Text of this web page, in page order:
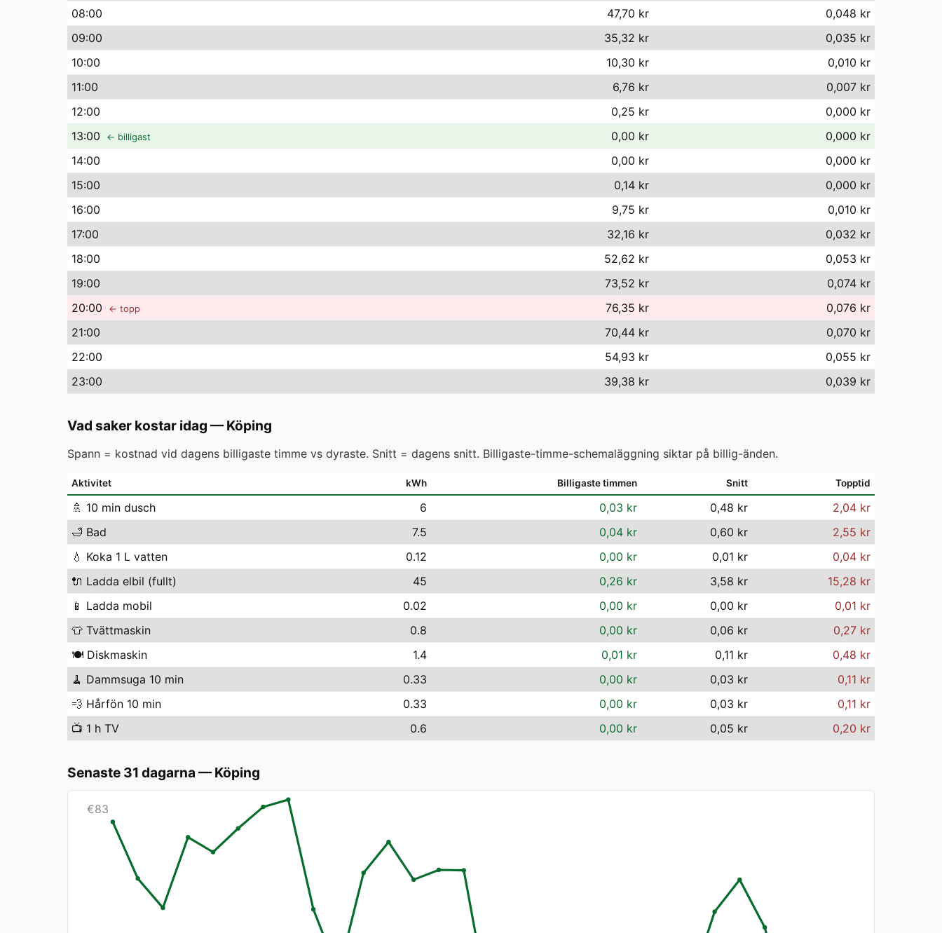
08:00 47,70 kr
0,048 kr
09:00 35,32 kr
0,035 kr
10:00 10,30 kr
0,010 kr
11:00 6,76 kr
0,007 kr
12:00 0,25 kr
0,000 kr
13:00 ← billigast 0,00 kr
0,000 kr
14:00 0,00 kr
0,000 kr
15:00 0,14 kr
0,000 kr
16:00 9,75 kr
0,010 kr
17:00 32,16 kr
0,032 kr
18:00 52,62 kr
0,053 kr
19:00 73,52 kr
0,074 kr
20:00 ← topp 76,35 kr
0,076 kr
21:00 70,44 kr
0,070 kr
22:00 54,93 kr
0,055 kr
23:00 39,38 kr 0,039 kr
Vad saker kostar idag —Köping
Spann = kostnad vid dagens billigaste timme vs dyraste. Snitt = dagens snitt. Billigaste-timme-schemaläggning siktar på billig-änden.
Aktivitet kWh Billigaste timmen Snitt Topptid
🚿 10 min dusch 6 0,03 kr 0,48 kr
2,04 kr
🛁 Bad 7.5 0,04 kr 0,60 kr
2,55 kr
💧 Koka 1 L vatten 0.12 0,00 kr 0,01 kr
0,04 kr
🔌 Ladda elbil (fullt) 45 0,26 kr 3,58 kr
15,28 kr
📱 Ladda mobil 0.02 0,00 kr 0,00 kr
0,01 kr
👕 Tvättmaskin 0.8 0,00 kr 0,06 kr
0,27 kr
🍽️ Diskmaskin 1.4 0,01 kr 0,11 kr
0,48 kr
🧹 Dammsuga 10 min 0.33 0,00 kr 0,03 kr
0,11 kr
💨 Hårfön 10 min 0.33 0,00 kr 0,03 kr
0,11 kr
📺 1 h TV 0.6 0,00 kr 0,05 kr 0,20 kr
Senaste 31 dagarna —Köping
€83